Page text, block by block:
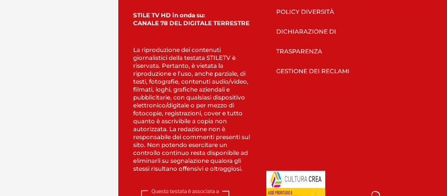
STILE TV HD in onda su:
CANALE 78 DEL DIGITALE TERRESTRE
La riproduzione dei contenuti
giornalistici della testata STILETV è
riservata. Pertanto, è vietata la
riproduzione e l’uso, anche parziale, di
testi, fotografie, contenuti audio/video,
filmati, loghi, grafiche aziendali e
pubblicitarie, con qualsiasi dispositivo
elettronico/digitale o per mezzo di
fotocopie, registrazioni, cover e tutto
quanto è ascrivibile a copia non
autorizzata. La redazione non è
responsabile dei commenti presenti sul
sito. Non potendo esercitare un
controllo continuo resta disponibile ad
eliminarli su segnalazione qualora gli
stessi risultano offensivi e oltraggiosi.
POLICY DIVERSITÀ
DICHIARAZIONE DI
TRASPARENZA
GESTIONE DEI RECLAMI